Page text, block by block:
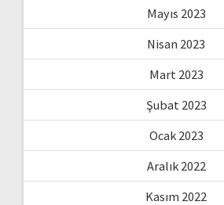
Mayıs 2023
Nisan 2023
Mart 2023
Şubat 2023
Ocak 2023
Aralık 2022
Kasım 2022